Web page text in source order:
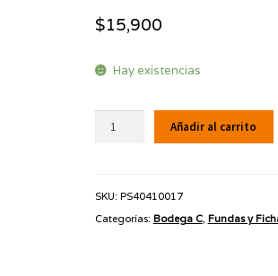
$15,900
Hay existencias
Fundas
Añadir al carrito
SKU: PS40410017
Categorías: Bodega C, Fundas y